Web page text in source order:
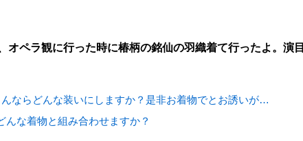
オペラ観に行った時に椿柄の銘仙の羽織着て行ったよ。演目
ならどんな装いにしますか？是非お着物でとお誘いが…
な着物と組み合わせますか？